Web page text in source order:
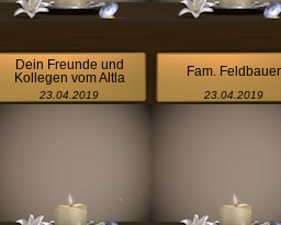
Dein Freunde und
Kollegen vom Altla
23.04.2019
Fam. Feldbauer
23.04.2019